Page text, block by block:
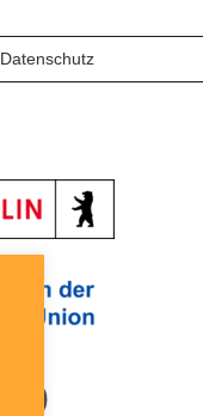
Datenschutz